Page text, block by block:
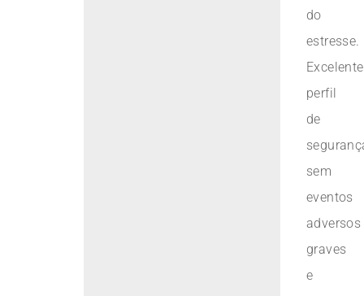
do
estresse.
Excelente
perfil
de
sem
eventos
adversos
graves
e